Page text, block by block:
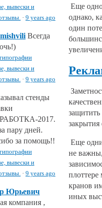
Еще
однако,
один
защитить
Еще
не важны,
кранов
иных
вывески и
· 9 years ago
Всегда
вывески и
· 9 years ago
стенды
2017.
пару дней.
за помощь!!
вывески и
· 9 years ago
Юрьевич
компания ,